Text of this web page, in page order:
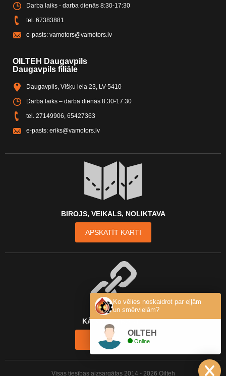
Visas tiesības aizsargātas 2014 - 2026 Oilteh
Darba laiks - darba dienās 8:30-17:30
tel. 67383881
e-pasts: vamotors@vamotors.lv
OILTEH Daugavpils
Daugavpils filiāle
Daugavpils, Višķu iela 23, LV-5410
Darba laiks – darba dienās 8:30-17:30
tel. 27149906, 65427363
e-pasts: eriks@vamotors.lv
BIROJS, VEIKALS, NOLIKTAVA
APSKATĪT KARTI
KĀ MŪS ATRAST?
KONTAKTI
Ko vēlies noskaidrot par eļļām
un smērvielām?
OILTEH
Online